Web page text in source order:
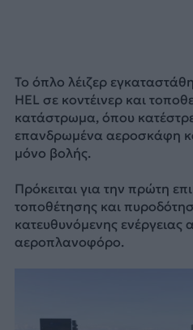
Το όπλο λέιζερ
HEL σε κοντέινερ και
κατάστρωμα, όπου
επανδρωμένα αεροσκάφη
μόνο βολής.
Πρόκειται για την πρώτη
τοποθέτησης και
κατευθυνόμενης ενέργειας
αεροπλανοφόρο.